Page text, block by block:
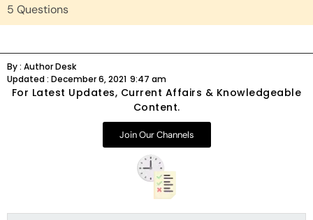
5 Questions
By : Author Desk
Updated : December 6, 2021 9:47 am
For Latest Updates, Current Affairs & Knowledgeable
Content.
Join Our Channels